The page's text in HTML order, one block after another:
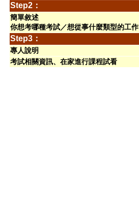
Step2：
簡單敘述
你想考哪種考試／想從事什麼類型的工作
Step3：
專人說明
考試相關資訊、在家進行課程試看